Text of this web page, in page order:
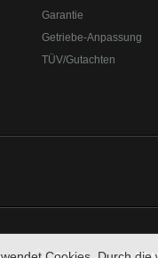
am Bodensee. Der
Garantie
Getriebe-Anpassung
TÜV/Gutachten